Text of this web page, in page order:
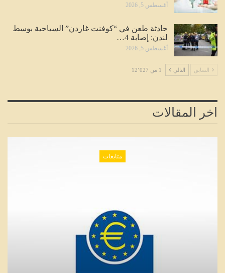
أغسطس 5, 2026
حادثة طعن في “كوفنت غاردن” السياحية بوسط
لندن: إصابة 4…
أغسطس 5, 2026
السابق التالي 1 من 12٬027
اخر المقالات
متابعات